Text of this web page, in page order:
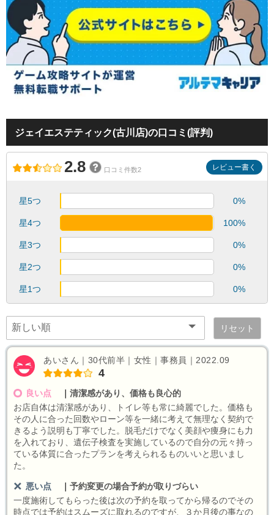
ジェイエステティック(古川店)の口コミ(評判)
2.8 口コミ件数2 レビュー書く
星5つ 0%
星4つ 100%
星3つ 0%
星2つ 0%
星1つ 0%
リセット
あいさん｜30代前半｜女性｜事務員｜2022.09
4
良い点
清潔感があり、価格も良心的
お店自体は清潔感があり、トイレ等も常に綺麗でした。価格も
その人に合った回数やローン等を一緒に考えて無理なく契約で
きるよう説明も丁寧でした。脱毛だけでなく美顔や痩身にも力
を入れており、遺伝子検査を実施しているので自分の元々持っ
ている体質に合ったプランを考えられるものいいと思いまし
た。
悪い点
予約変更の場合予約が取りづらい
一度施術してもらった後は次の予約を取ってから帰るのでその
時点では予約はスムーズに取れるのですが、３か月後の事なの